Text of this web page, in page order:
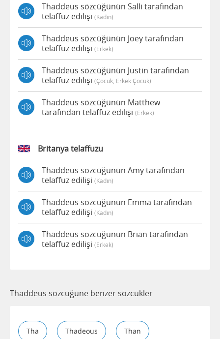
Thaddeus sözcüğünün Salli tarafından
telaffuz edilişi (kadın)
Thaddeus sözcüğünün Joey tarafından
telaffuz edilişi (erkek)
Thaddeus sözcüğünün Justin tarafından
telaffuz edilişi (çocuk, Erkek Çocuk)
Thaddeus sözcüğünün Matthew
tarafından telaffuz edilişi (erkek)
Britanya telaffuzu
Thaddeus sözcüğünün Amy tarafından
telaffuz edilişi (kadın)
Thaddeus sözcüğünün Emma tarafından
telaffuz edilişi (kadın)
Thaddeus sözcüğünün Brian tarafından
telaffuz edilişi (erkek)
Thaddeus sözcüğüne benzer sözcükler
Tha Thadeous Than